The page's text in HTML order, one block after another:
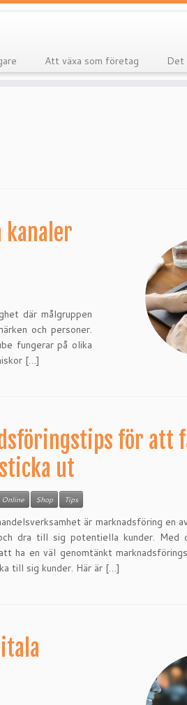
Att växa som företag
kanaler
där målgruppen
och personer.
fungerar på olika
[…]
för att
ut
Online Shop Tips
är marknadsföring en
dra till sig potentiella kunder. Med
ha en väl genomtänkt
till sig kunder. Här är […]